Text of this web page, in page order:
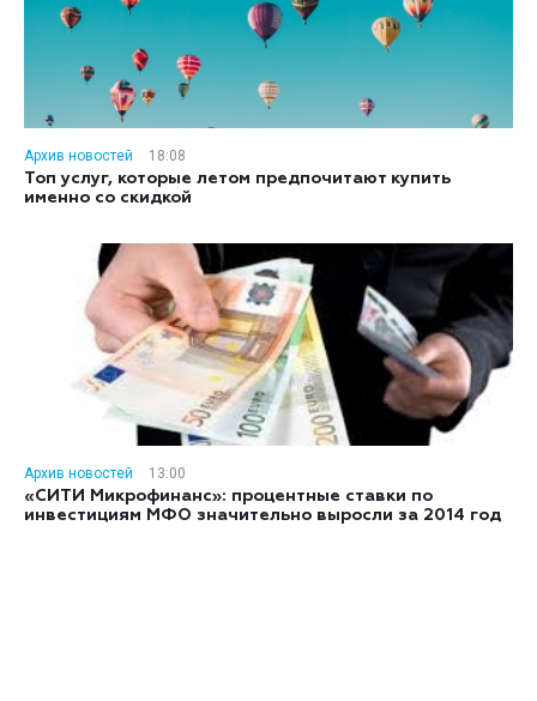
Архив новостей
18:08
Топ услуг, которые летом предпочитают купить
именно со скидкой
Архив новостей
13:00
«СИТИ Микрофинанс»: процентные ставки по
инвестициям МФО значительно выросли за 2014 год